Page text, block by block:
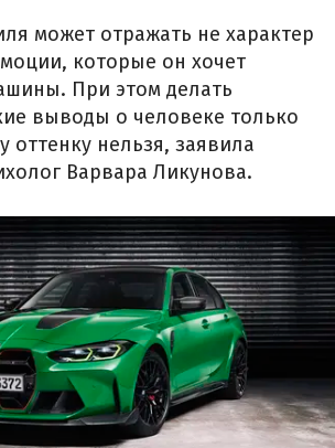
может отражать не характер
которые он хочет
При этом делать
выводы о человеке только
оттенку нельзя, заявила
Варвара Ликунова.